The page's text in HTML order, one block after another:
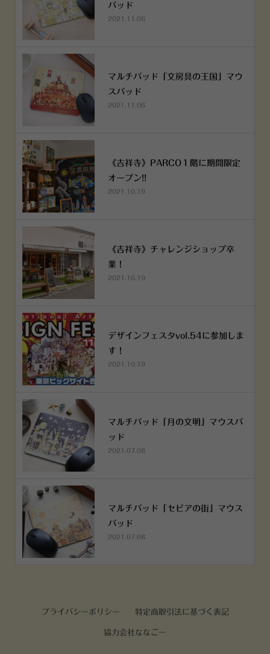
パッド
2021.11.06
マルチパッド「文房具の王国」マウ
スパッド
2021.11.06
《吉祥寺》PARCO１階に期間限定
オープン!!
2021.10.19
《吉祥寺》チャレンジショップ卒
業！
2021.10.19
デザインフェスタvol.54に参加しま
す！
2021.10.19
マルチパッド「月の文明」マウスパ
ッド
2021.07.08
マルチパッド「セピアの街」マウス
パッド
2021.07.08
プライバシーポリシー 特定商取引法に基づく表記
協力会社ななごー